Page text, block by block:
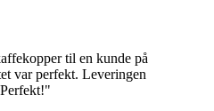
til en kunde på
var perfekt. Leveringen